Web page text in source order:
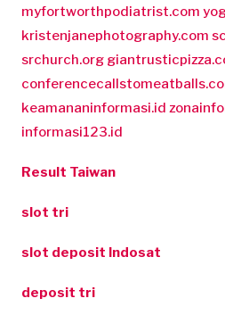
myfortworthpodiatrist.com
kristenjanephotography.com
srchurch.org
keamananinformasi.id
informasi123.id
Result Taiwan
slot tri
slot deposit Indosat
deposit tri